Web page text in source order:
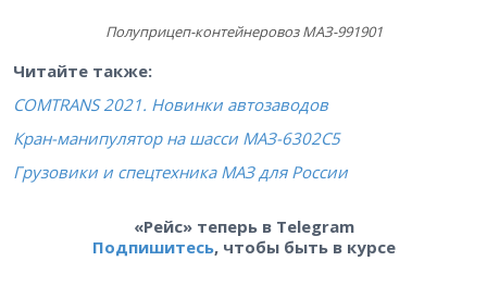
Полуприцеп-контейнеровоз МАЗ-991901
Читайте также:
COMTRANS 2021. Новинки автозаводов
Кран-манипулятор на шасси МАЗ-6302C5
Грузовики и спецтехника МАЗ для России
«Рейс» теперь в Telegram
Подпишитесь, чтобы быть в курсе